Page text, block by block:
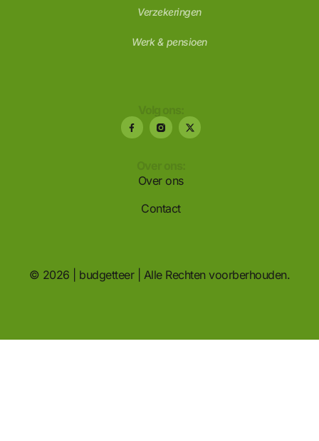
© 2026 | budgetteer | Alle Rechten voorberhouden.
Verzekeringen
Werk & pensioen
Over ons
Contact